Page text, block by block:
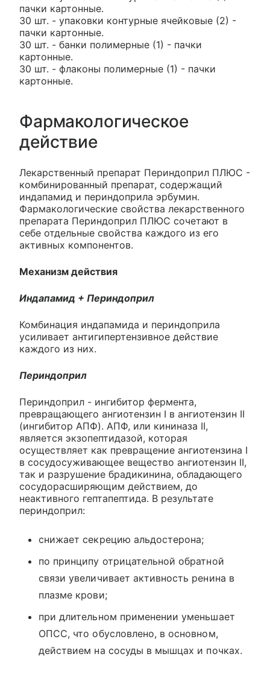
пачки картонные.
30 шт. - упаковки контурные ячейковые (2) -
пачки картонные.
30 шт. - банки полимерные (1) - пачки
картонные.
30 шт. - флаконы полимерные (1) - пачки
картонные.
Фармакологическое
действие
Лекарственный препарат Периндоприл ПЛЮС -
комбинированный препарат, содержащий
индапамид и периндоприла эрбумин.
Фармакологические свойства лекарственного
препарата Периндоприл ПЛЮС сочетают в
себе отдельные свойства каждого из его
активных компонентов.
Механизм действия
Индапамид + Периндоприл
Комбинация индапамида и периндоприла
усиливает антигипертензивное действие
каждого из них.
Периндоприл
Периндоприл - ингибитор фермента,
превращающего ангиотензин I в ангиотензин II
(ингибитор АПФ). АПФ, или кининаза II,
является экзопептидазой, которая
осуществляет как превращение ангиотензина I
в сосудосуживающее вещество ангиотензин II,
так и разрушение брадикинина, обладающего
сосудорасширяющим действием, до
неактивного гептапептида. В результате
периндоприл:
снижает секрецию альдостерона;
по принципу отрицательной обратной
связи увеличивает активность ренина в
плазме крови;
при длительном применении уменьшает
ОПСС, что обусловлено, в основном,
действием на сосуды в мышцах и почках.